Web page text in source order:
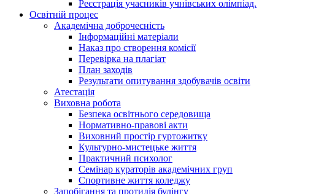
Реєстрація учасників учнівських олімпіад.
Освітній процес
Академічна доброчесність
Інформаційні матеріали
Наказ про створення комісії
Перевірка на плагіат
План заходів
Результати опитування здобувачів освіти
Атестація
Виховна робота
Безпека освітнього середовища
Нормативно-правові акти
Виховний простір гуртожитку
Культурно-мистецьке життя
Практичний психолог
Семінар кураторів академічних груп
Спортивне життя коледжу
Запобігання та протидія булінгу